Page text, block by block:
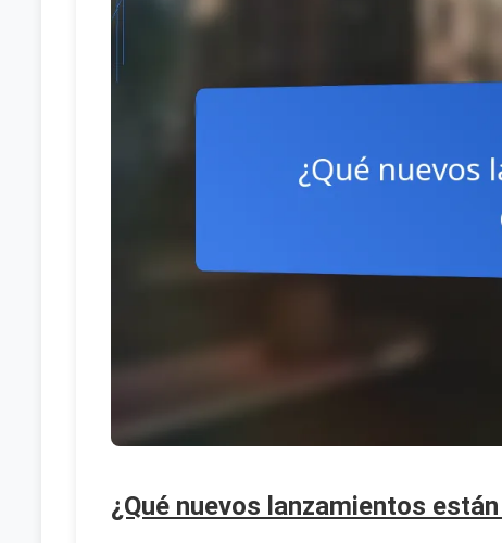
¿Qué nuevos lanzamientos